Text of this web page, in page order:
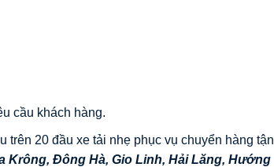
cầu khách hàng.
trên 20 đầu xe tải nhẹ phục vụ chuyển hàng tận
Krông, Đông Hà, Gio Linh, Hải Lăng, Hướng